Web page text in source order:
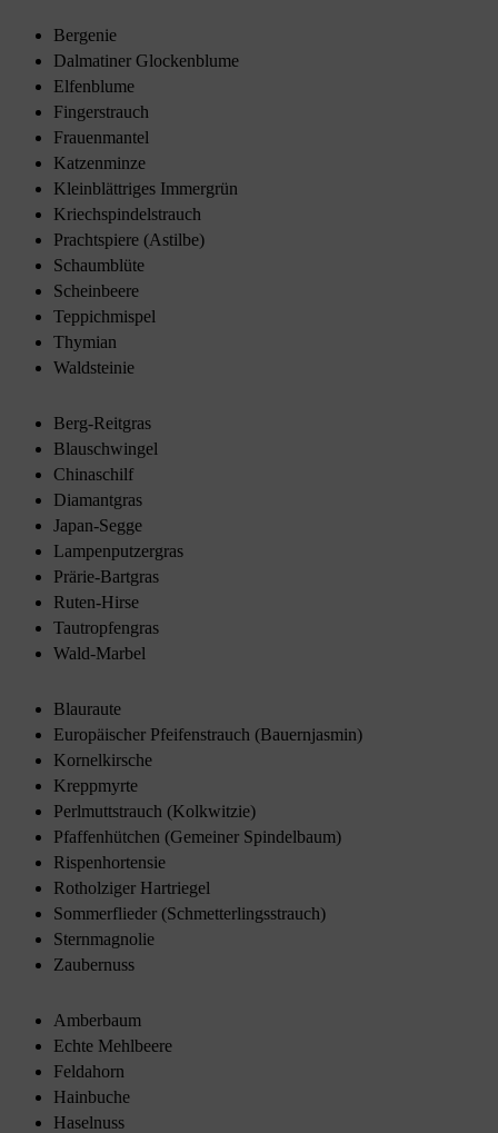
Bergenie
Dalmatiner Glockenblume
Elfenblume
Fingerstrauch
Frauenmantel
Katzenminze
Kleinblättriges Immergrün
Kriechspindelstrauch
Prachtspiere (Astilbe)
Schaumblüte
Scheinbeere
Teppichmispel
Thymian
Waldsteinie
Berg-Reitgras
Blauschwingel
Chinaschilf
Diamantgras
Japan-Segge
Lampenputzergras
Prärie-Bartgras
Ruten-Hirse
Tautropfengras
Wald-Marbel
Blauraute
Europäischer Pfeifenstrauch (Bauernjasmin)
Kornelkirsche
Kreppmyrte
Perlmuttstrauch (Kolkwitzie)
Pfaffenhütchen (Gemeiner Spindelbaum)
Rispenhortensie
Rotholziger Hartriegel
Sommerflieder (Schmetterlingsstrauch)
Sternmagnolie
Zaubernuss
Amberbaum
Echte Mehlbeere
Feldahorn
Hainbuche
Haselnuss